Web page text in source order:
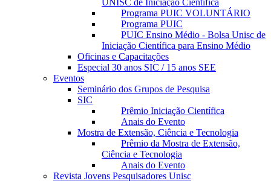
UNISC de Iniciação Cientifica
Programa PUIC VOLUNTÁRIO
Programa PUIC
PUIC Ensino Médio - Bolsa Unisc de
Iniciação Científica para Ensino Médio
Oficinas e Capacitações
Especial 30 anos SIC / 15 anos SEE
Eventos
Seminário dos Grupos de Pesquisa
SIC
Prêmio Iniciação Científica
Anais do Evento
Mostra de Extensão, Ciência e Tecnologia
Prêmio da Mostra de Extensão,
Ciência e Tecnologia
Anais do Evento
Revista Jovens Pesquisadores Unisc